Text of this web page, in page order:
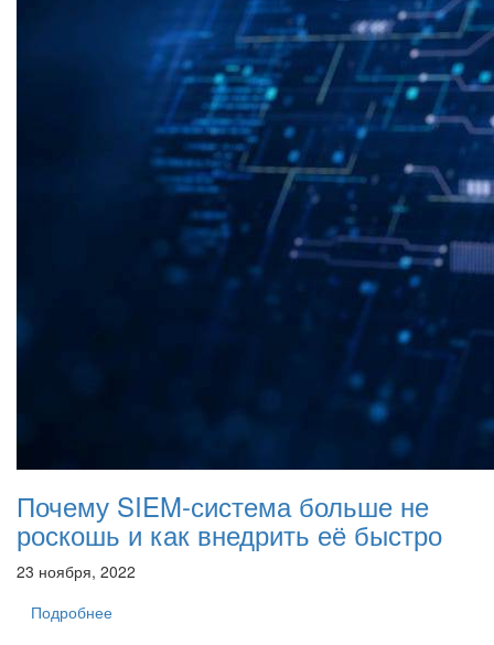
Почему SIEM-система больше не
роскошь и как внедрить её быстро
23 ноября, 2022
Подробнее